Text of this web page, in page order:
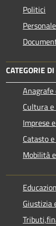
Politici
CATEGORIE
Cultura
Imprese
Catasto
Mobilità
Giustizia